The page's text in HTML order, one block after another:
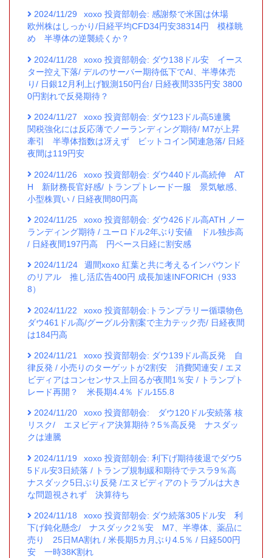
2024/11/29
xoxo 投資部朝会: 感謝祭で米国は休場
欧州株はしっかり/日経平均CFD34円安38314円 模様眺
め 半導体の逆襲続くか？
2024/11/28
xoxo 投資部朝会: ダウ138ドル安 イース
ター控え下落/ デルのサーバー期待低下でAI、半導体売
り/ 日銀12月利上げ観測150円台/ 日経夜間335円安 3800
0円割れで反発期待？
2024/11/27
xoxo 投資部朝会: ダウ123ドル高5連騰
関税強化には反応薄でノーランディング期待/ M7が上昇
牽引 半導体指数は冴えず ビットコイン関連急落/ 日経
夜間は119円安
2024/11/26
xoxo 投資部朝会: ダウ440ドル高続伸 AT
H 新財務長官好感/ トランプトレード一服 景気敏感、
小型株買い / 日経夜間80円高
2024/11/25
xoxo 投資部朝会: ダウ426ドル高ATH ノー
ランディング期待 / ユーロドル2年ぶり安値 ドル独歩高
/ 日経夜間197円高 円ベース日経に割安感
2024/11/24
週間xoxo 紅葉と共に考えるインバウンド
のリアル 推し活広告400円 成長加速INFORICH（933
8）
2024/11/22
xoxo 投資部朝会:トランプラリー循環物色
ダウ461ドル高/グーグル分割案で主力テック売/ 日経夜間
は184円高
2024/11/21
xoxo 投資部朝会: ダウ139ドル高反発 自
律反発 / 小売りのターゲットが2割安 消費関連安 / エヌ
ビディアはコンセンサス上回るが夜間1％安 / トランプト
レード再開？ 米長期4.4％ ドル155.8
2024/11/20
xoxo 投資部朝会: ダウ120ドル安続落 核
リスク/ エヌビディア決算期待？5％高反発 ナスダッ
クは連騰
2024/11/19
xoxo 投資部朝会: 利下げ期待後退でダウ5
5ドル安3日続落 / トランプ規制緩和期待でテスラ9％高
ナスダック5日ぶり反発 /エヌビディアのトラブルは大き
な問題視されず 決算待ち
2024/11/18
xoxo 投資部朝会: ダウ続落305ドル安 利
下げ鈍化懸念/ ナスダック2％安 M7、半導体、薬品に
売り 25日MA割れ / 米長期5カ月ぶり4.5％ / 日経500円
安 一時38K割れ